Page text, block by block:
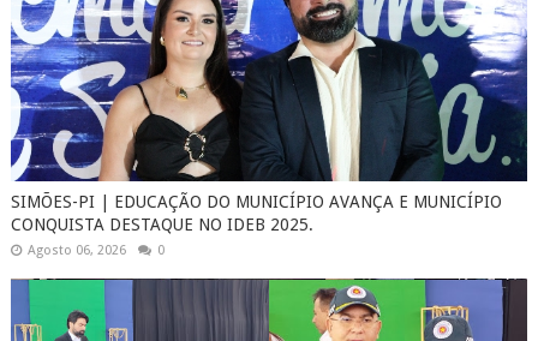
SIMÕES-PI | EDUCAÇÃO DO MUNICÍPIO AVANÇA E MUNICÍPIO
CONQUISTA DESTAQUE NO IDEB 2025.
Agosto 06, 2026 0